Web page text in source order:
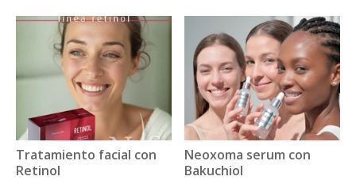
Tratamiento facial con
Retinol
Neoxoma serum con
Bakuchiol